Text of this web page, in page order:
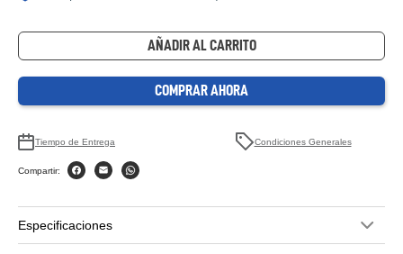
AÑADIR AL CARRITO
COMPRAR AHORA
Tiempo de Entrega Condiciones Generales
Compartir:
Especificaciones